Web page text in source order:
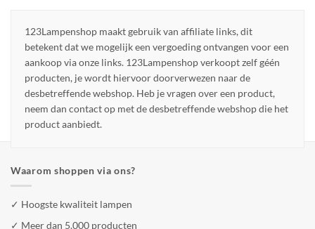
123Lampenshop maakt gebruik van affiliate links, dit
betekent dat we mogelijk een vergoeding ontvangen voor een
aankoop via onze links. 123Lampenshop verkoopt zelf géén
producten, je wordt hiervoor doorverwezen naar de
desbetreffende webshop. Heb je vragen over een product,
neem dan contact op met de desbetreffende webshop die het
product aanbiedt.
Waarom shoppen via ons?
✓ Hoogste kwaliteit lampen
✓ Meer dan 5.000 producten